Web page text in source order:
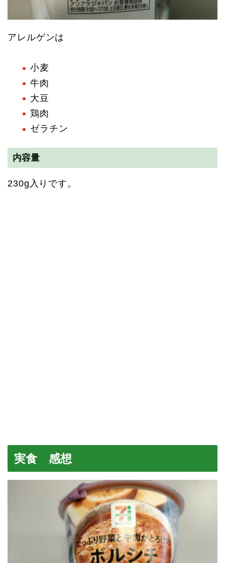
アレルゲンは
小麦
牛肉
大豆
鶏肉
ゼラチン
内容量
230g入りです。
実食 感想